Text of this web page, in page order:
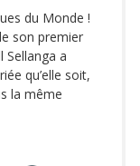
du Monde !
son premier
Sellanga a
qu’elle soit,
la même